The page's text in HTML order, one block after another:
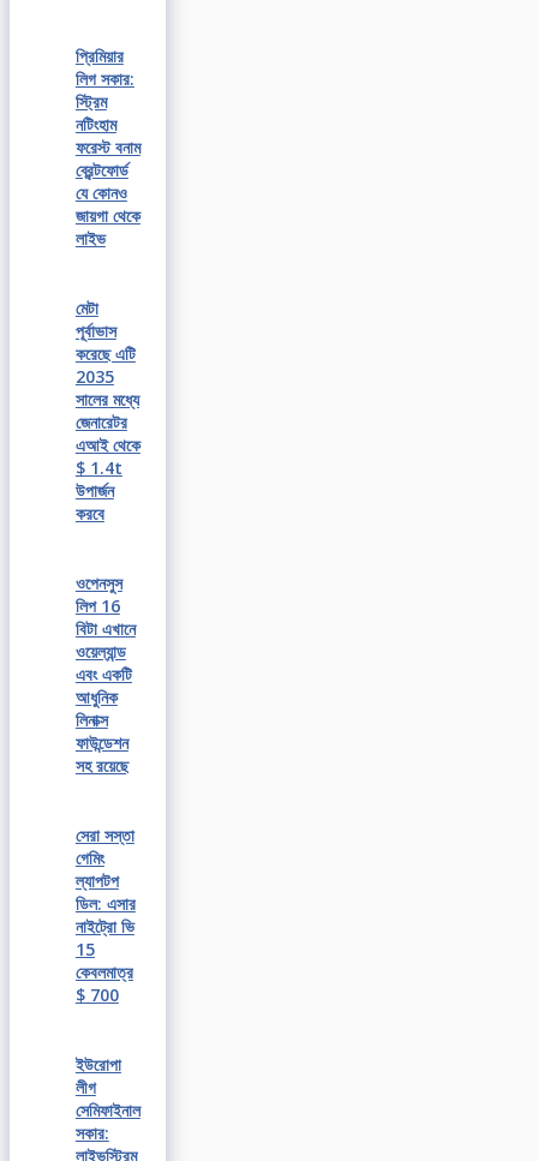
প্রিমিয়ার
লিগ সকার:
স্ট্রিম
নটিংহাম
ফরেস্ট বনাম
ব্রেন্টফোর্ড
যে কোনও
জায়গা থেকে
লাইভ
মেটা
পূর্বাভাস
করেছে এটি
2035
সালের মধ্যে
জেনারেটর
এআই থেকে
$ 1.4t
উপার্জন
করবে
ওপেনসুস
লিপ 16
বিটা এখানে
ওয়েল্যান্ড
এবং একটি
আধুনিক
লিনাক্স
ফাউন্ডেশন
সহ রয়েছে
সেরা সস্তা
গেমিং
ল্যাপটপ
ডিল: এসার
নাইট্রো ভি
15
কেবলমাত্র
$ 700
ইউরোপা
লীগ
সেমিফাইনাল
সকার:
লাইভস্ট্রিম